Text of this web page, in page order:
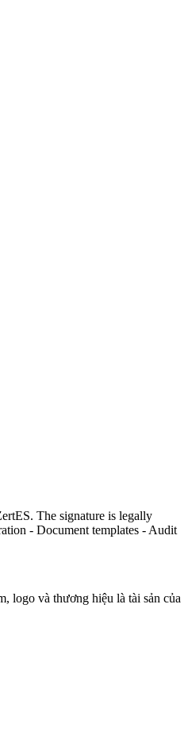
The signature is legally
- Document templates - Audit
logo và thương hiệu là tài sản của